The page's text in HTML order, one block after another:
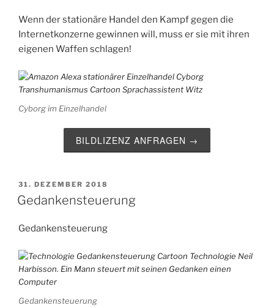
Wenn der stationäre Handel den Kampf gegen die
Internetkonzerne gewinnen will, muss er sie mit ihren
eigenen Waffen schlagen!
Cyborg im Einzelhandel
BILDLIZENZ ANFRAGEN →
VERÖFFENTLICHT
AM
31. DEZEMBER 2018
Gedankensteuerung
Gedankensteuerung
Gedankensteuerung